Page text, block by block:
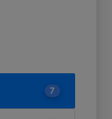
7